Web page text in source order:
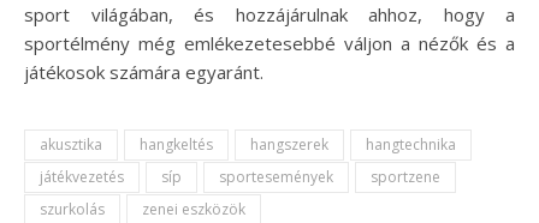
sport világában, és hozzájárulnak ahhoz, hogy a
sportélmény még emlékezetesebbé váljon a nézők és a
játékosok számára egyaránt.
akusztika hangkeltés hangszerek
hangtechnika
játékvezetés
síp sportesemények
sportzene
szurkolás
zenei eszközök